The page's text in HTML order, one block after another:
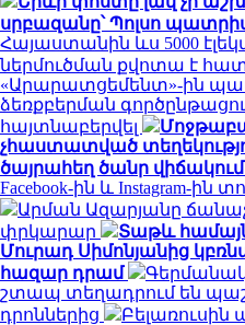
սրբազանը՝ Պոլսո
Հայաստանին ևս 5000
ներմուծման քվոտա է
«Արարատցեմենտ»-ին
ձեռքբերման
հայտնաբերվել
չհաստատված
ծայրահեղ ծանր
Facebook-ին և Instagram-ին
Արման Ազարյանը
փրկարար
Տաթև
Մուրադ Սիմոնյանից
հազար դրամ
շտապ տեղադրում են
դրոններից
Բելառուսին